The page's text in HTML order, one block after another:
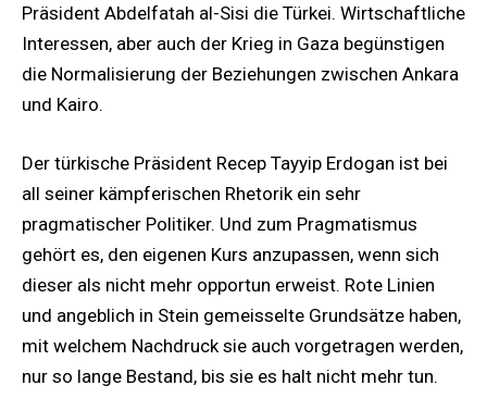
Präsident Abdelfatah al-Sisi die Türkei. Wirtschaftliche
Interessen, aber auch der Krieg in Gaza begünstigen
die Normalisierung der Beziehungen zwischen Ankara
und Kairo.
Der türkische Präsident Recep Tayyip Erdogan ist bei
all seiner kämpferischen Rhetorik ein sehr
pragmatischer Politiker. Und zum Pragmatismus
gehört es, den eigenen Kurs anzupassen, wenn sich
dieser als nicht mehr opportun erweist. Rote Linien
und angeblich in Stein gemeisselte Grundsätze haben,
mit welchem Nachdruck sie auch vorgetragen werden,
nur so lange Bestand, bis sie es halt nicht mehr tun.